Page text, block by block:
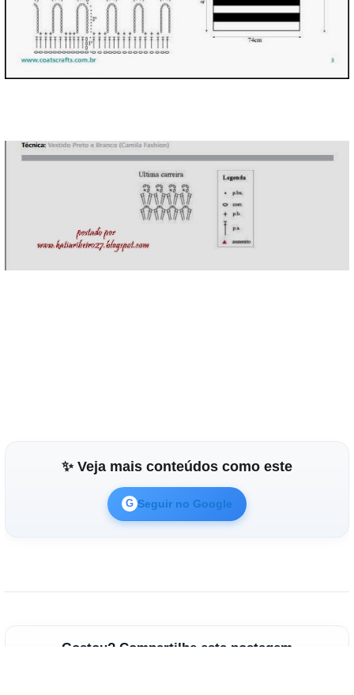
✨ Veja mais conteúdos como este
G Seguir no Google
Gostou? Compartilhe esta postagem